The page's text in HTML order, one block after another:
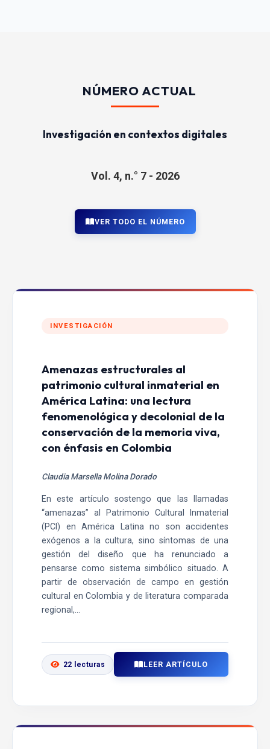
NÚMERO ACTUAL
Investigación en contextos digitales
Vol. 4, n.° 7 - 2026
VER TODO EL NÚMERO
INVESTIGACIÓN
Amenazas estructurales al
patrimonio cultural inmaterial en
América Latina: una lectura
fenomenológica y decolonial de la
conservación de la memoria viva,
con énfasis en Colombia
Claudia Marsella Molina Dorado
En este artículo sostengo que las llamadas
“amenazas” al Patrimonio Cultural Inmaterial
(PCI) en América Latina no son accidentes
exógenos a la cultura, sino síntomas de una
gestión del diseño que ha renunciado a
pensarse como sistema simbólico situado. A
partir de observación de campo en gestión
cultural en Colombia y de literatura comparada
regional,...
22 lecturas LEER ARTÍCULO